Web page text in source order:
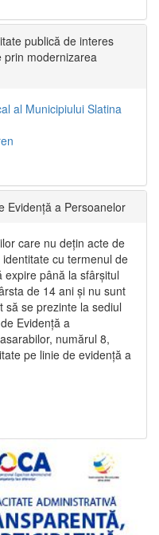
publică de interes
prin modernizarea
al Municipiului Slatina
Evidență a Persoanelor
care nu dețin acte de
cu termenul de
până la sfârșitul
de 14 ani și nu sunt
să se prezinte la sediul
Evidență a
numărul 8,
pe linie de evidență a